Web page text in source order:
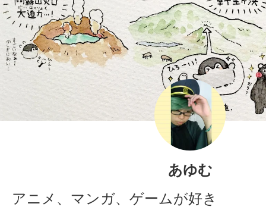
あゆむ
アニメ、マンガ、ゲームが好き